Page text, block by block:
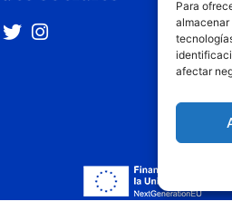
Para
afectar